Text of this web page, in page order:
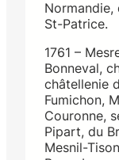
Normandie,
St-Patrice.
1761 –
Bonneval,
châtellenie
Fumichon,
Couronne,
Pipart, du
Mesnil-